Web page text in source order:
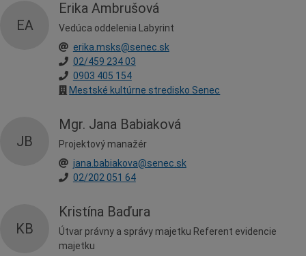
EA
Erika Ambrušová
Vedúca oddelenia Labyrint
erika.msks@senec.sk
02/459 234 03
0903 405 154
Mestské kultúrne stredisko Senec
JB
Mgr. Jana Babiaková
Projektový manažér
jana.babiakova@senec.sk
02/202 051 64
KB
Kristína Baďura
Útvar právny a správy majetku Referent evidencie
majetku